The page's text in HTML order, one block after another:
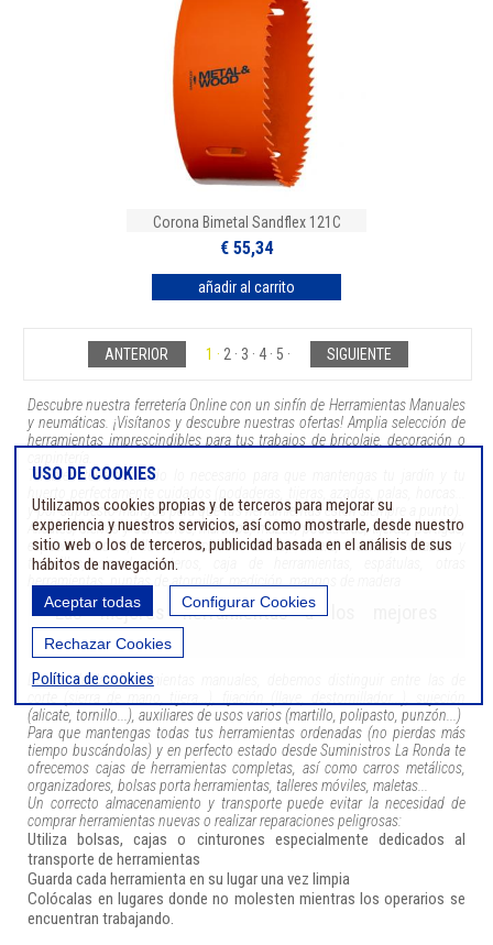
Corona Bimetal Sandflex 121C
€ 55,34
ANTERIOR 1 2 3 4 5 SIGUIENTE
Descubre nuestra ferretería Online con un sinfín de Herramientas Manuales
y neumáticas. ¡Visítanos y descubre nuestras ofertas! Amplia selección de
herramientas imprescindibles para tus trabajos de bricolaje, decoración o
También tenemos todo lo necesario para que mantengas tu jardín y tu
y por supuesto mangos para que tus herramientas estén siempre a punto).
Alicates, sierras y serruchos, martillos, mazas, podaderas, tijeras, pértigas,
especial madera, llaves, cuchillos. Limas, cúters, hachas, tenazas y
tenacillas, cincel, punteros, caja de herramientas, espátulas, otras
Las mejores herramientas a los mejores
precios
Dentro de las herramientas manuales, debemos distinguir entre las de
(alicate, tornillo...), auxiliares de usos varios (martillo, polipasto, punzón...)
Para que mantengas todas tus herramientas ordenadas (no pierdas más
tiempo buscándolas) y en perfecto estado desde Suministros La Ronda te
ofrecemos cajas de herramientas completas, así como carros metálicos,
organizadores, bolsas porta herramientas, talleres móviles, maletas...
Un correcto almacenamiento y transporte puede evitar la necesidad de
comprar herramientas nuevas o realizar reparaciones peligrosas:
Utiliza bolsas, cajas o cinturones especialmente dedicados al
transporte de herramientas
Guarda cada herramienta en su lugar una vez limpia
Colócalas en lugares donde no molesten mientras los operarios se
encuentran trabajando.
USO DE COOKIES
Utilizamos cookies propias y de terceros para mejorar su
experiencia y nuestros servicios, así como mostrarle, desde nuestro
sitio web o los de terceros, publicidad basada en el análisis de sus
hábitos de navegación.
Aceptar todas Configurar Cookies
Rechazar Cookies
Política de cookies